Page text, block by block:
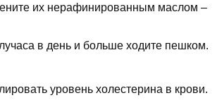
их нерафинированным маслом –
в день и больше ходите пешком.
уровень холестерина в крови.